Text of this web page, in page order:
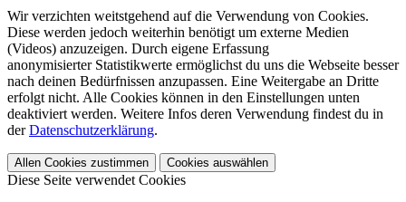
Wir verzichten weitstgehend auf die Verwendung von Cookies.
Diese werden jedoch weiterhin benötigt um externe Medien
(Videos) anzuzeigen. Durch eigene Erfassung
anonymisierter Statistikwerte ermöglichst du uns die Webseite besser
nach deinen Bedürfnissen anzupassen. Eine Weitergabe an Dritte
erfolgt nicht. Alle Cookies können in den Einstellungen unten
deaktiviert werden. Weitere Infos deren Verwendung findest du in
derDatenschutzerklärung.
Allen Cookies zustimmen Cookies auswählen
Diese Seite verwendet Cookies